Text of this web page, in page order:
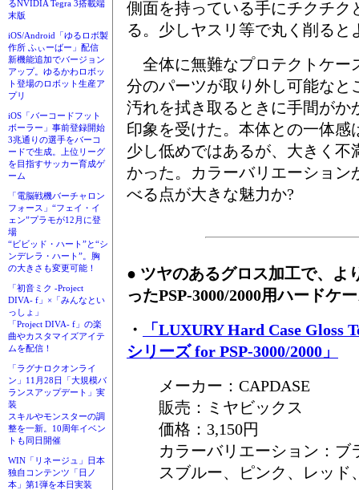
るNVIDIA Tegra 3搭載端
末版
iOS/Android「ゆるロボ製
作所 ふぃーばー」配信
新機能追加でバージョン
アップ。ゆるかわロボッ
ト登場のロボット生産ア
プリ
iOS「バーコードフット
ボーラー」事前登録開始
3兆通りの選手をバーコ
ードで生成。上位リーグ
を目指すサッカー育成ゲ
ーム
「電脳戦機バーチャロン
フォース」“フェイ・イ
ェン”プラモが12月に登
場
“ビビッド・ハート”と“シ
ンデレラ・ハート”。胸
の大きさも変更可能！
「初音ミク -Project
DIVA- f」×「みんなとい
っしょ」
「Project DIVA- f」の楽
曲やカスタマイズアイテ
ムを配信！
「ラグナロクオンライ
ン」11月28日「大規模バ
ランスアップデート」実
装
スキルやモンスターの調
整を一新。10周年イベン
トも同日開催
WIN「リネージュ」日本
独自コンテンツ「日ノ
本」第1弾を本日実装
側面を持っている手にチクチク
る。少しヤスリ等で丸く削ると
全体に無難なプロテクトケー
分のパーツが取り外し可能なと
汚れを拭き取るときに手間がか
印象を受けた。本体との一体感
少し低めではあるが、大きく不
かった。カラーバリエーション
べる点が大きな魅力か?
● ツヤのあるグロス加工で、よ
ったPSP-3000/2000用ハードケ
・
「LUXURY Hard Case Gloss
シリーズ for PSP-3000/2000」
メーカー：CAPDASE
販売：ミヤビックス
価格：3,150円
カラーバリエーション：ブ
スブルー、ピンク、レッド